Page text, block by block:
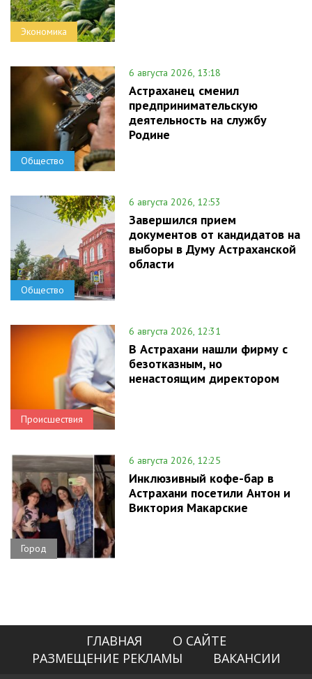
Экономика
Общество
6 августа 2026, 13:18
Астраханец сменил
предпринимательскую
деятельность на службу
Родине
Общество
6 августа 2026, 12:53
Завершился прием
документов от кандидатов на
выборы в Думу Астраханской
области
Происшествия
6 августа 2026, 12:31
В Астрахани нашли фирму с
безотказным, но
ненастоящим директором
Город
6 августа 2026, 12:25
Инклюзивный кофе-бар в
Астрахани посетили Антон и
Виктория Макарские
ГЛАВНАЯ
О САЙТЕ
РАЗМЕЩЕНИЕ РЕКЛАМЫ
ВАКАНСИИ